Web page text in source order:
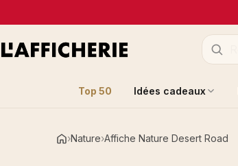
Top 50 Idées cadeaux
Accueil
Nature Affiche Nature Desert Road